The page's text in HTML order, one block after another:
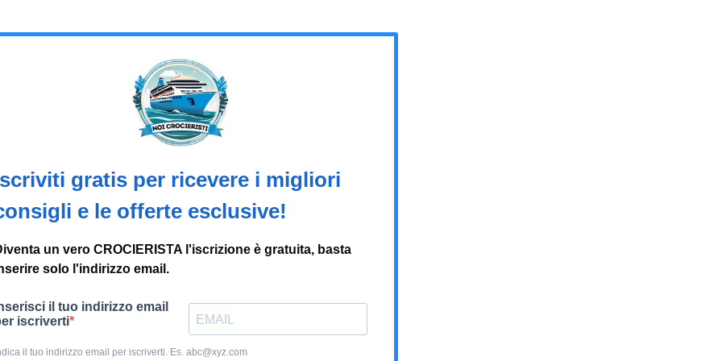
gratis per ricevere i migliori
e le offerte esclusive!
un vero CROCIERISTA l'iscrizione è gratuita, basta
solo l'indirizzo email.
il tuo indirizzo email
iscriverti
il tuo indirizzo email per iscriverti. Es. abc@xyz.com